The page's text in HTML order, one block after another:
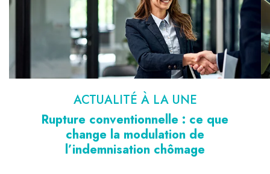
ACTUALITÉ À LA UNE
Rupture conventionnelle : ce que
change la modulation de
l’indemnisation chômage